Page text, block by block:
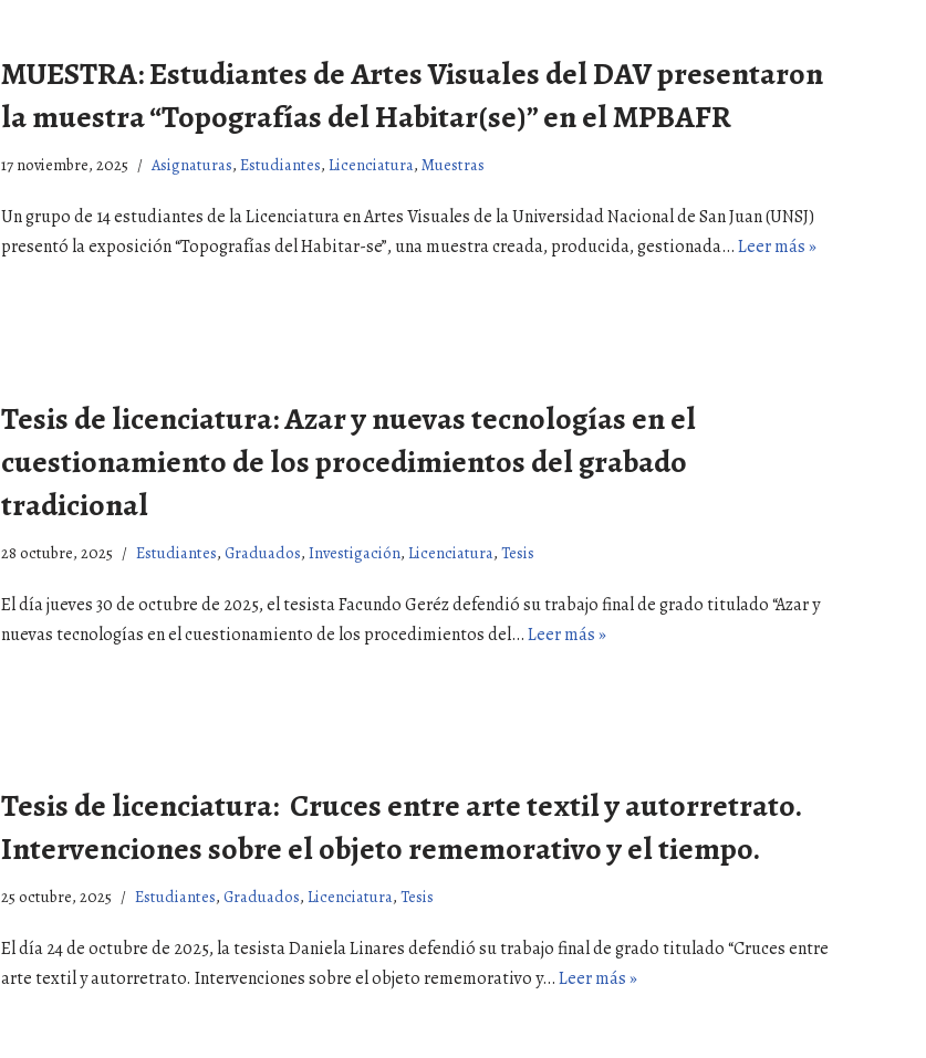
MUESTRA: Estudiantes de Artes Visuales del DAV presentaron
la muestra “Topografías del Habitar(se)” en el MPBAFR
17 noviembre, 2025 Asignaturas,Estudiantes,Licenciatura,Muestras
Un grupo de 14 estudiantes de la Licenciatura en Artes Visuales de la Universidad Nacional de San Juan (UNSJ)
presentó la exposición “Topografías del Habitar-se”, una muestra creada, producida, gestionada…Leer más »
Tesis de licenciatura: Azar y nuevas tecnologías en el
cuestionamiento de los procedimientos del grabado
tradicional
28 octubre, 2025 Estudiantes,Graduados,Investigación,Licenciatura,Tesis
El día jueves 30 de octubre de 2025, el tesista Facundo Geréz defendió su trabajo final de grado titulado “Azar y
nuevas tecnologías en el cuestionamiento de los procedimientos del…Leer más »
Tesis de licenciatura: Cruces entre arte textil y autorretrato.
Intervenciones sobre el objeto rememorativo y el tiempo.
25 octubre, 2025 Estudiantes,Graduados,Licenciatura,Tesis
El día 24 de octubre de 2025, la tesista Daniela Linares defendió su trabajo final de grado titulado “Cruces entre
arte textil y autorretrato. Intervenciones sobre el objeto rememorativo y…Leer más »